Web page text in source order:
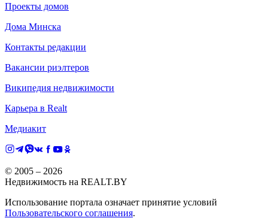
Проекты домов
Дома Минска
Контакты редакции
Вакансии риэлтеров
Википедия недвижимости
Карьера в Realt
Медиакит
© 2005 – 2026
Недвижимость на REALT.BY
Использование портала означает принятие условий
Пользовательского соглашения.